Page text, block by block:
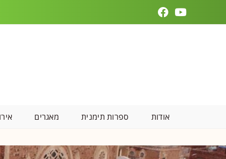
אודות ספרות תימנית מאגרים